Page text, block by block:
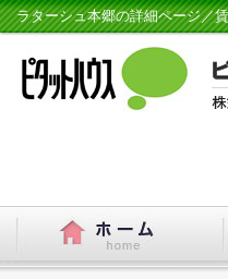
ラターシュ本郷の詳細ページ／